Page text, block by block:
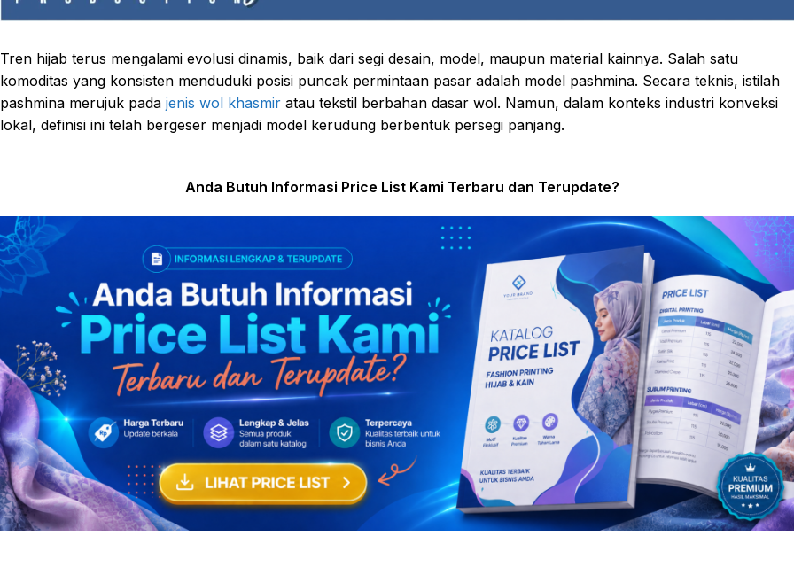
Tren hijab terus mengalami evolusi dinamis, baik dari segi desain, model, maupun material kainnya. Salah satu
komoditas yang konsisten menduduki posisi puncak permintaan pasar adalah model pashmina. Secara teknis, istilah
pashmina merujuk pada jenis wol khasmir atau tekstil berbahan dasar wol. Namun, dalam konteks industri konveksi
lokal, definisi ini telah bergeser menjadi model kerudung berbentuk persegi panjang.
Anda Butuh Informasi Price List Kami Terbaru dan Terupdate?